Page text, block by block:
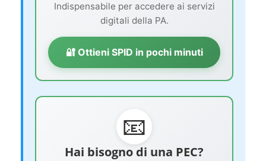
Indispensabile per accedere ai servizi
digitali della PA.
🔐 Ottieni SPID in pochi minuti
📧
Hai bisogno di una PEC?